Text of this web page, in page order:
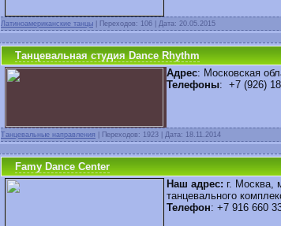
Латиноамериканские танцы | Переходов: 106 | Дата: 20.05.2015
Танцевальная студия Dance Rhythm
Адрес: Московская
Телефоны: +7 (926)
Танцевальные направления | Переходов: 1923 | Дата: 18.11.2014
Famy Dance Center
Наш адрес: г. Москва,
танцевального
Телефон: +7 916 660